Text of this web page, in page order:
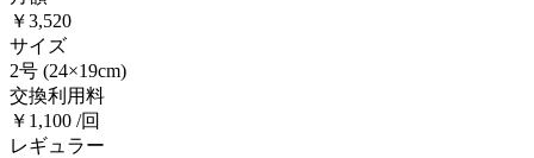
￥3,520
サイズ
2号 (24×19cm)
交換利用料
￥1,100 /回
レギュラー